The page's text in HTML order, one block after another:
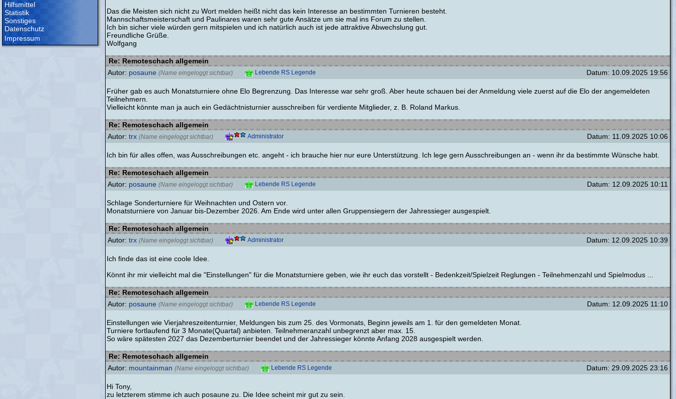
Hilfsmittel
Statistik
Sonstiges
Datenschutz
Impressum
Das die Meisten sich nicht zu Wort melden heißt nicht das kein Interesse an bestimmten Turnieren besteht.
Mannschaftsmeisterschaft und Paulinares waren sehr gute Ansätze um sie mal ins Forum zu stellen.
Ich bin sicher viele würden gern mitspielen und ich natürlich auch ist jede attraktive Abwechslung gut.
Freundliche Grüße.
Wolfgang
Re: Remoteschach allgemein
Autor: posaune (Name eingeloggt sichtbar) Lebende RS Legende Datum: 10.09.2025 19:56
Früher gab es auch Monatsturniere ohne Elo Begrenzung. Das Interesse war sehr groß. Aber heute schauen bei der Anmeldung viele zuerst auf die Elo der angemeldeten
Teilnehmern.
Vielleicht könnte man ja auch ein Gedächtnisturnier ausschreiben für verdiente Mitglieder, z. B. Roland Markus.
Re: Remoteschach allgemein
Autor: trx (Name eingeloggt sichtbar) Administrator Datum: 11.09.2025 10:06
Ich bin für alles offen, was Ausschreibungen etc. angeht - ich brauche hier nur eure Unterstützung. Ich lege gern Ausschreibungen an - wenn ihr da bestimmte Wünsche habt.
Re: Remoteschach allgemein
Autor: posaune (Name eingeloggt sichtbar) Lebende RS Legende Datum: 12.09.2025 10:11
Schlage Sonderturniere für Weihnachten und Ostern vor.
Monatsturniere von Januar bis-Dezember 2026. Am Ende wird unter allen Gruppensiegern der Jahressieger ausgespielt.
Re: Remoteschach allgemein
Autor: trx (Name eingeloggt sichtbar) Administrator Datum: 12.09.2025 10:39
Ich finde das ist eine coole Idee.
Könnt ihr mir vielleicht mal die "Einstellungen" für die Monatsturniere geben, wie ihr euch das vorstellt - Bedenkzeit/Spielzeit Reglungen - Teilnehmenzahl und Spielmodus ...
Re: Remoteschach allgemein
Autor: posaune (Name eingeloggt sichtbar) Lebende RS Legende Datum: 12.09.2025 11:10
Einstellungen wie Vierjahreszeitenturnier, Meldungen bis zum 25. des Vormonats, Beginn jeweils am 1. für den gemeldeten Monat.
Turniere fortlaufend für 3 Monate(Quartal) anbieten. Teilnehmeranzahl unbegrenzt aber max. 15.
So wäre spätesten 2027 das Dezemberturnier beendet und der Jahressieger könnte Anfang 2028 ausgespielt werden.
Re: Remoteschach allgemein
Autor: mountainman (Name eingeloggt sichtbar) Lebende RS Legende Datum: 29.09.2025 23:16
Hi Tony,
zu letzterem stimme ich auch posaune zu. Die Idee scheint mir gut zu sein.